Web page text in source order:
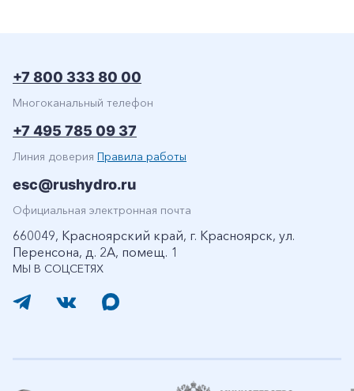
МЫ В СОЦСЕТЯХ
+7 800 333 80 00
Многоканальный телефон
+7 495 785 09 37
Линия доверия Правила работы
esc@rushydro.ru
Официальная электронная почта
660049, Красноярский край, г. Красноярск, ул.
Перенсона, д. 2А, помещ. 1